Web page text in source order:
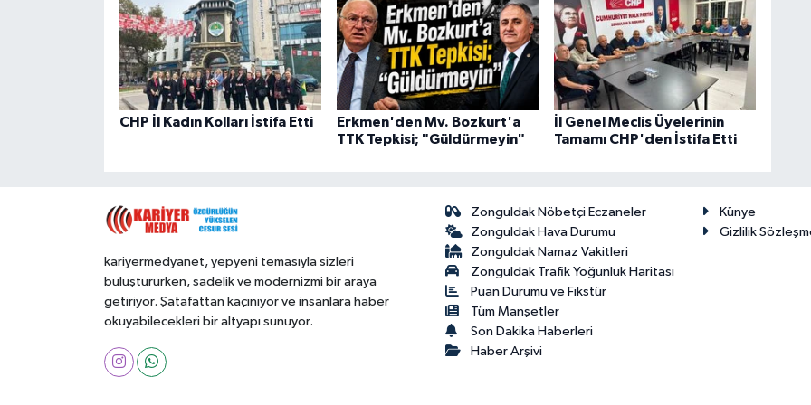
CHP İl Kadın Kolları İstifa Etti
Erkmen'den Mv. Bozkurt'a
TTK Tepkisi; "Güldürmeyin"
İl Genel Meclis Üyelerinin
Tamamı CHP'den İstifa Etti
kariyermedyanet, yepyeni temasıyla sizleri
buluştururken, sadelik ve modernizmi bir araya
getiriyor. Şatafattan kaçınıyor ve insanlara haber
okuyabilecekleri bir altyapı sunuyor.
Zonguldak Nöbetçi Eczaneler
Zonguldak Hava Durumu
Zonguldak Namaz Vakitleri
Zonguldak Trafik Yoğunluk Haritası
Puan Durumu ve Fikstür
Tüm Manşetler
Son Dakika Haberleri
Haber Arşivi
Künye
Gizlilik